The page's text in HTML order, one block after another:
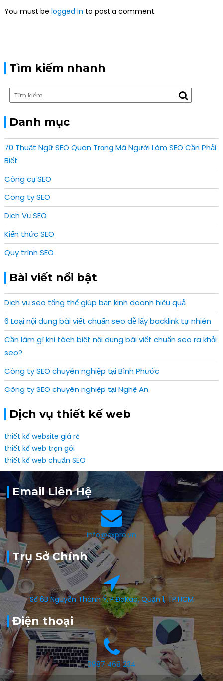
t
You must be logged in to post a comment.
Tìm kiếm nhanh
Danh mục
70 Thuật Ngữ SEO Quan Trọng Mà Người Làm SEO Cần Phải
Biết
Công cụ SEO
Công ty SEO
Dịch Vụ SEO
Kiến thức SEO
Quy trình SEO
Bài viết nổi bật
Dịch vụ seo tổng thể giúp bạn kinh doanh hiệu quả
6 Loại nội dung bài viết chuẩn seo dễ lấy backlink tự nhiên
Cần làm gì khi tách biệt nội dung bài viết chuẩn seo ra khỏi
seo?
Công ty SEO chuyên nghiệp tại Bình Phước
Công ty SEO chuyên nghiệp tại Nghệ An
Dịch vụ thiết kế web
thiết kế website giá rẻ
thiết kế web trọn gói
thiết kế web chuẩn SEO
Email Liên Hệ
info@expro.vn
Trụ Sở Chính
Số 6B Nguyễn Thành Ý, P.ĐaKao, Quận 1, TP.HCM
Điện thoại
0987 468 234